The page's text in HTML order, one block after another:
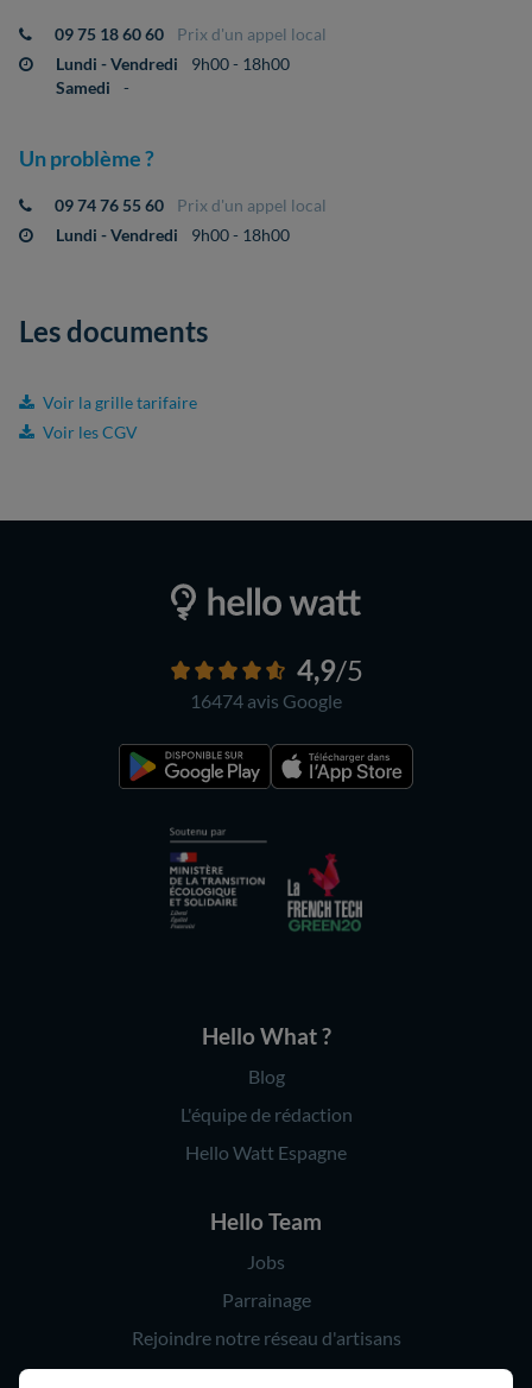
09 75 18 60 60
Prix d'un appel local
Lundi - Vendredi
9h00 - 18h00
Samedi
-
Un problème ?
09 74 76 55 60
Prix d'un appel local
Lundi - Vendredi
9h00 - 18h00
Les documents
Voir la grille tarifaire
Voir les CGV
4,9/5
16474 avis Google
Hello What ?
Blog
L'équipe de rédaction
Hello Watt Espagne
Hello Team
Jobs
Parrainage
Rejoindre notre réseau d'artisans